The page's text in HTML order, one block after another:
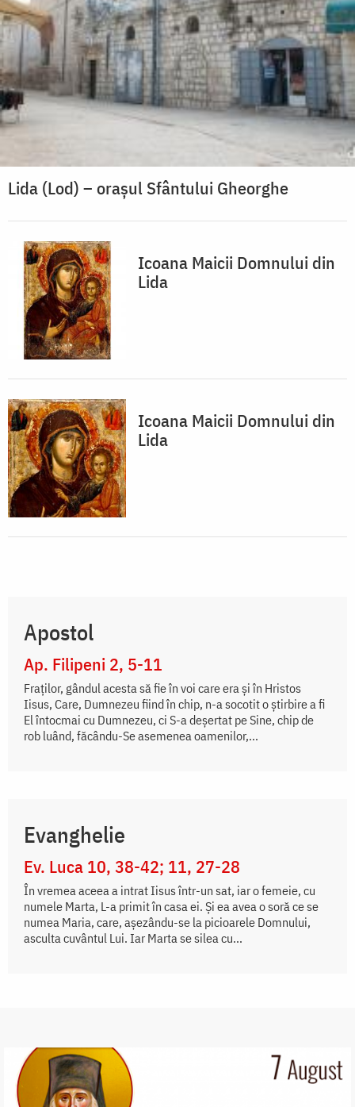
Lida (Lod) – orașul Sfântului Gheorghe
Icoana Maicii Domnului din
Lida
Icoana Maicii Domnului din
Lida
Apostol
Ap. Filipeni 2, 5-11
Fraților, gândul acesta să fie în voi care era și în Hristos
Iisus, Care, Dumnezeu fiind în chip, n-a socotit o știrbire a fi
El întocmai cu Dumnezeu, ci S-a deșertat pe Sine, chip de
rob luând, făcându-Se asemenea oamenilor,...
Evanghelie
Ev. Luca 10, 38-42; 11, 27-28
În vremea aceea a intrat Iisus într-un sat, iar o femeie, cu
numele Marta, L-a primit în casa ei. Și ea avea o soră ce se
numea Maria, care, așezându-se la picioarele Domnului,
asculta cuvântul Lui. Iar Marta se silea cu...